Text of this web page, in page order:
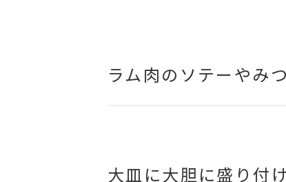
ラム肉のソテーやみ
大皿に大胆に盛り付け